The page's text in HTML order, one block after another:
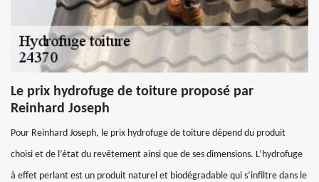
Le prix hydrofuge de toiture proposé par
Reinhard Joseph
Pour Reinhard Joseph, le prix hydrofuge de toiture dépend du produit
choisi et de l’état du revêtement ainsi que de ses dimensions. L’hydrofuge
à effet perlant est un produit naturel et biodégradable qui s’infiltre dans le